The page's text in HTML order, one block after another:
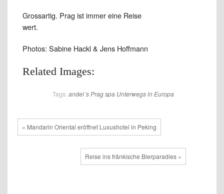
Grossartig. Prag ist immer eine Reise
wert.
Photos: Sabine Hackl & Jens Hoffmann
Related Images:
Tags: andel´sPragspa Unterwegs in Europa
« Mandarin Oriental eröffnet Luxushotel in Peking
Reise ins fränkische Bierparadies »